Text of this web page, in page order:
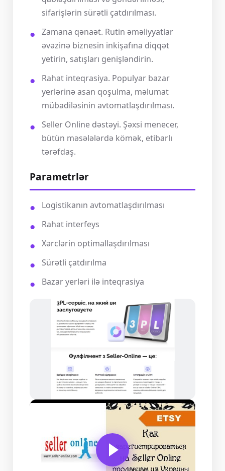
sifarişlərin sürətli çatdırılması.
Zamana qənaət. Rutin əməliyyatlar
əvəzinə biznesin inkişafına diqqət
yetirin, satışları genişləndirin.
Rahat inteqrasiya. Populyar bazar
yerlərinə asan qoşulma, məlumat
mübadiləsinin avtomatlaşdırılması.
Seller Online dəstəyi. Şəxsi menecer,
bütün məsələlərdə kömək, etibarlı
tərəfdaş.
Parametrlər
Logistikanın avtomatlaşdırılması
Rahat interfeys
Xərclərin optimallaşdırılması
Sürətli çatdırılma
Bazar yerləri ilə inteqrasiya